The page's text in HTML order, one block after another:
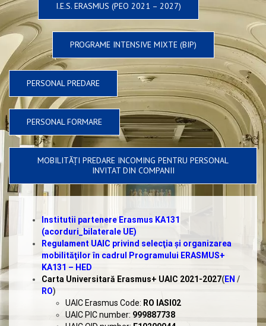
I.E.S. ERASMUS (PEO 2021 – 2027)
PROGRAME INTENSIVE MIXTE (BIP)
PERSONAL PREDARE
PERSONAL FORMARE
MOBILITĂŢI PREDARE INCOMING PENTRU PERSONAL
INVITAT DIN COMPANII
Institutii partenere Erasmus KA131
(acorduri_bilaterale UE)
Regulament UAIC privind selecţia şi organizarea
mobilităţilor în cadrul Programului ERASMUS+
KA131 – HED
Carta Universitară Erasmus+ UAIC 2021-2027(EN /
RO)
UAIC Erasmus Code: RO IASI02
UAIC PIC number: 999887738